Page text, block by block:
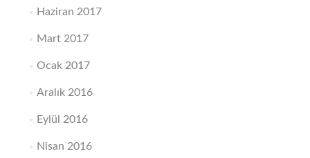
Haziran 2017
Mart 2017
Ocak 2017
Aralık 2016
Eylül 2016
Nisan 2016